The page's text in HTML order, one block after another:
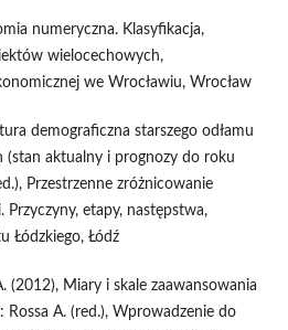
numeryczna. Klasyfikacja,
wielocechowych,
we Wrocławiu, Wrocław
demograficzna starszego odłamu
(stan aktualny i prognozy do roku
Przestrzenne zróżnicowanie
Przyczyny, etapy, następstwa,
Łódzkiego, Łódź
(2012), Miary i skale zaawansowania
A. (red.), Wprowadzenie do